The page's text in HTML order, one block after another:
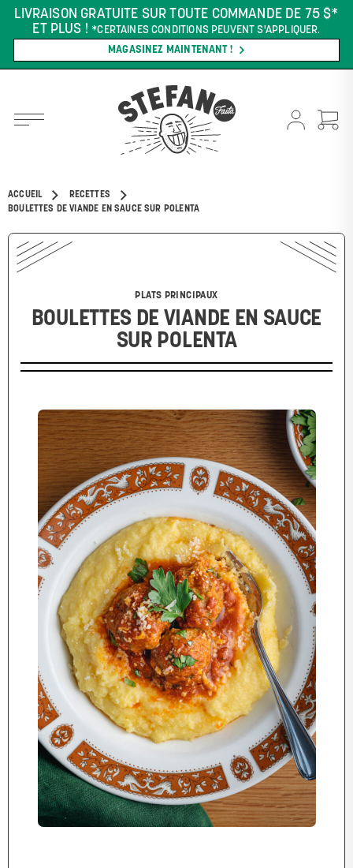
LIVRAISON GRATUITE SUR TOUTE COMMANDE DE 75 $*
ET PLUS ! *CERTAINES CONDITIONS PEUVENT S'APPLIQUER.
MAGASINEZ MAINTENANT !
ACCUEIL
RECETTES
BOULETTES DE VIANDE EN SAUCE SUR POLENTA
PLATS PRINCIPAUX
BOULETTES DE VIANDE EN SAUCE
SUR POLENTA